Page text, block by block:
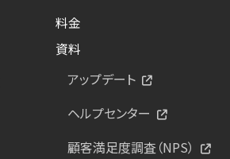
料金
資料
アップデート
ヘルプセンター
顧客満足度調査（NPS）